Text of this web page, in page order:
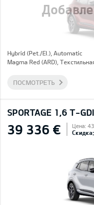
Hybrid (Pet./El.), Automatic
Magma Red (ARD),
ПОСМОТРЕТЬ
SPORTAGE 1,6 T-
39 336 € Цена: